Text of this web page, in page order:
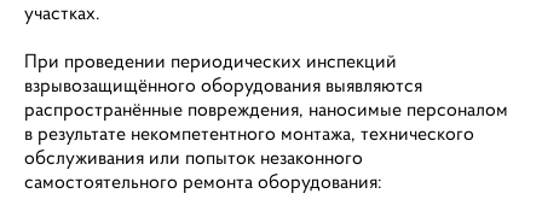
участках.
При проведении периодических инспекций
взрывозащищённого оборудования выявляются
распространённые повреждения, наносимые персоналом
в результате некомпетентного монтажа, технического
обслуживания или попыток незаконного
самостоятельного ремонта оборудования: